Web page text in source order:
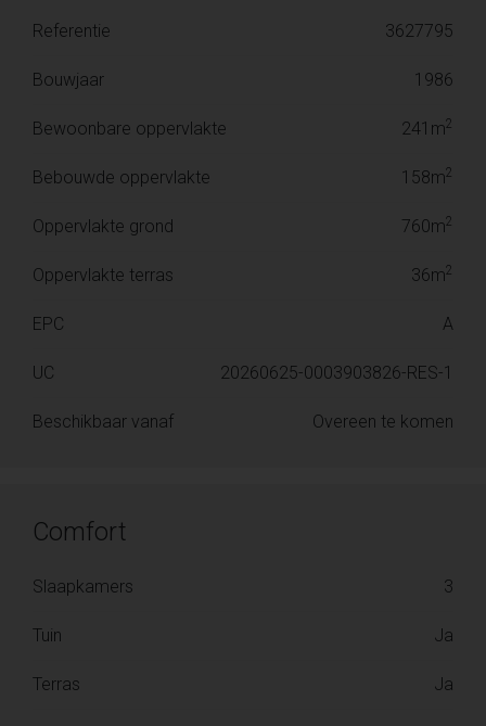
Referentie 3627795
Bouwjaar 1986
Bewoonbare oppervlakte 241m2
Bebouwde oppervlakte 158m2
Oppervlakte grond 760m2
Oppervlakte terras 36m2
EPC A
UC 20260625-0003903826-RES-1
Beschikbaar vanaf Overeen te komen
Comfort
Slaapkamers 3
Tuin Ja
Terras Ja